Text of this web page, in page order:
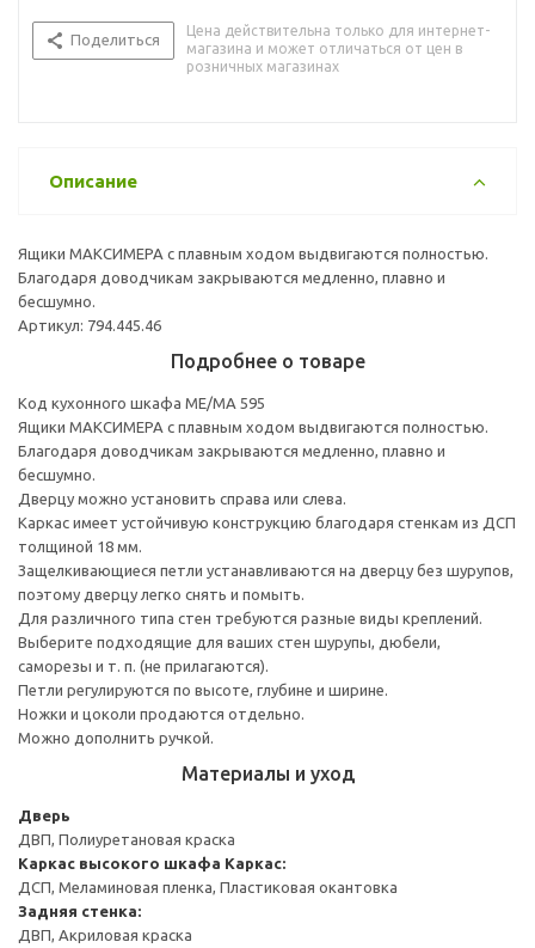
Поделиться
Цена действительна только для интернет-
магазина и может отличаться от цен в
розничных магазинах
Описание
Ящики МАКСИМЕРА с плавным ходом выдвигаются полностью.
Благодаря доводчикам закрываются медленно, плавно и
бесшумно.
Артикул: 794.445.46
Подробнее о товаре
Код кухонного шкафа ME/MA 595
Ящики МАКСИМЕРА с плавным ходом выдвигаются полностью.
Благодаря доводчикам закрываются медленно, плавно и
бесшумно.
Дверцу можно установить справа или слева.
Каркас имеет устойчивую конструкцию благодаря стенкам из ДСП
толщиной 18 мм.
Защелкивающиеся петли устанавливаются на дверцу без шурупов,
поэтому дверцу легко снять и помыть.
Для различного типа стен требуются разные виды креплений.
Выберите подходящие для ваших стен шурупы, дюбели,
саморезы и т. п. (не прилагаются).
Петли регулируются по высоте, глубине и ширине.
Ножки и цоколи продаются отдельно.
Можно дополнить ручкой.
Материалы и уход
Дверь
ДВП, Полиуретановая краска
Каркас высокого шкафа Каркас:
ДСП, Меламиновая пленка, Пластиковая окантовка
Задняя стенка:
ДВП, Акриловая краска